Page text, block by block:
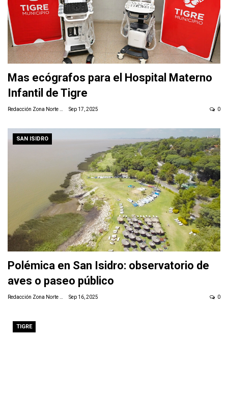
Mas ecógrafos para el Hospital Materno
Infantil de Tigre
Sep 17, 2025 0
SAN ISIDRO
Polémica en San Isidro: observatorio de
aves o paseo público
Redacción Zona Norte Daily Sep 16, 2025 0
TIGRE